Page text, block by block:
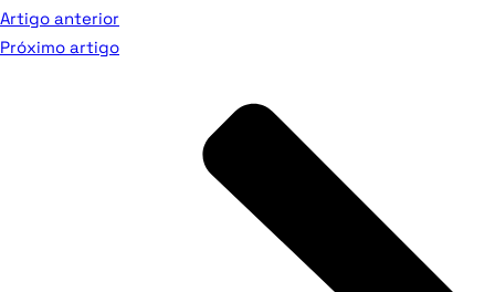
Artigo anterior
Próximo artigo